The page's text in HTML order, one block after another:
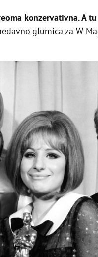
konzervativna. A
glumica za W